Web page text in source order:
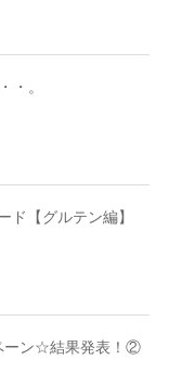
・。
ド【グルテン編】
ーン☆結果発表！②